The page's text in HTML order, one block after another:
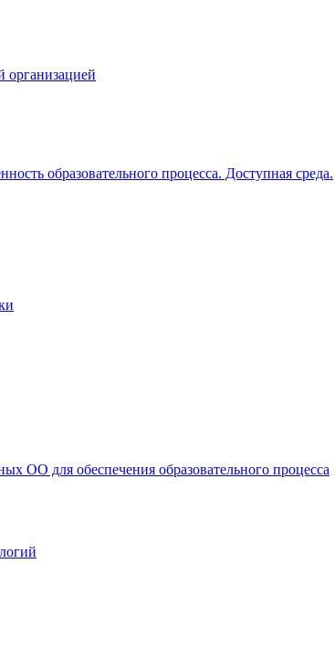
организацией
образовательного процесса. Доступная среда.
ОО для обеспечения образовательного процесса